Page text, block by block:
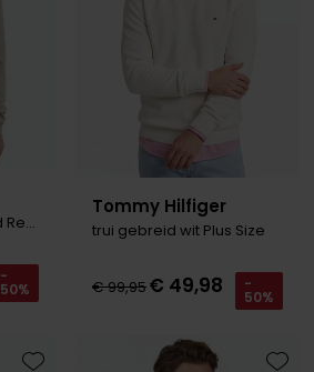
trui beige gemêleerd Regular Fit
-
50%
Tommy Hilfiger
trui gebreid wit Plus Size
€ 99,95€ 49,98 -
50%